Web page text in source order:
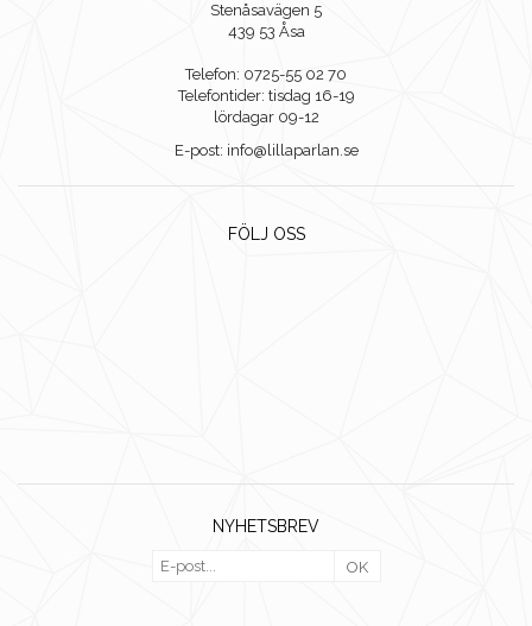
Stenåsavägen 5
439 53 Åsa
Telefon: 0725-55 02 70
Telefontider: tisdag 16-19
lördagar 09-12
E-post: info@lillaparlan.se
FÖLJ OSS
NYHETSBREV
OK